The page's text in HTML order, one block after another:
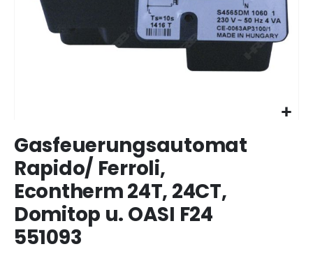
Anfang
Bildergalerie
springen
Gasfeuerungsautomat
Rapido/ Ferroli,
Econtherm 24T, 24CT,
Domitop u. OASI F24
551093